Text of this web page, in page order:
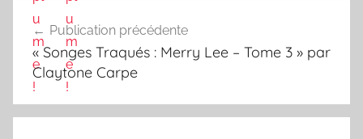
Navigation
de
l’article
Publication précédente
« Songes Traqués : Merry Lee – Tome 3 » par
Claytone Carpe